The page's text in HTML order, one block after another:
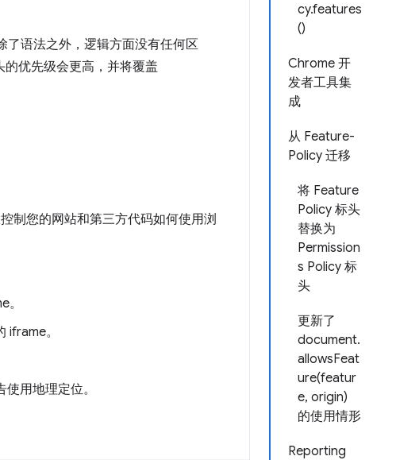
cy.features
()
Chrome 开
发者工具集
成
从 Feature-
Policy 迁移
将 Feature
Policy 标头
替换为
Permission
s Policy 标
头
更新了
document.
allowsFeat
ure(featur
e, origin)
的使用情形
Reporting
了语法之外，逻辑方面没有任何区
的优先级会更高，并将覆盖
制您的网站和第三方代码如何使用浏
。
iframe。
用地理定位。